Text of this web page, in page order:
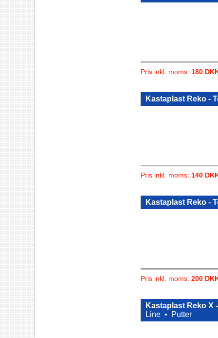
Pris inkl. moms: 180
Kastaplast Reko -
Pris inkl. moms: 140
Kastaplast Reko -
Pris inkl. moms: 200
Kastaplast Reko X
Line •
Putter